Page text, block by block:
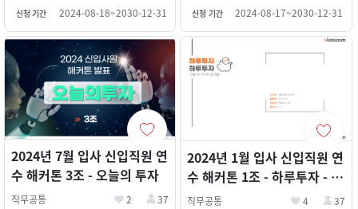
신청 기간 2024-08-18~2030-12-31 신청 기간 2024-08-17~2030-12-31
2024년 7월 입사 신입직원 연
수 해커톤 3조 - 오늘의 투자
직무공통 2 37
2024년 1월 입사 신입직원 연
수 해커톤 1조 - 하루투자 - 잔
돈 주식투자 플랫폼 (장시우,
직무공통 4 37